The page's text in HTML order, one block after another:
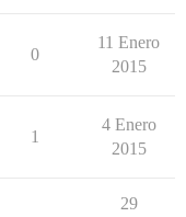
0
11 Enero
2015
1
4 Enero
2015
29